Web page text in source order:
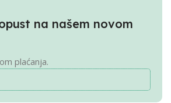
na našem novom
plaćanja.